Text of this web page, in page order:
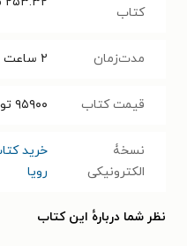
کتاب
مدت‌زمان ۲ ساعت و ۵۰ دقیقه
قیمت کتاب ۹۵۹۰۰
نسخۀ
الکترونیکی
خرید
رویا
نظر شما دربارهٔ این کتاب